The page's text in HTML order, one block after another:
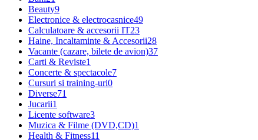
Beauty9
Electronice & electrocasnice49
Calculatoare & accesorii IT23
Haine, Incaltaminte & Accesorii28
Vacante (cazare, bilete de avion)37
Carti & Reviste1
Concerte & spectacole7
Cursuri si training-uri0
Diverse71
Jucarii1
Licente software3
Muzica & Filme (DVD,CD)1
Health & Fitness11